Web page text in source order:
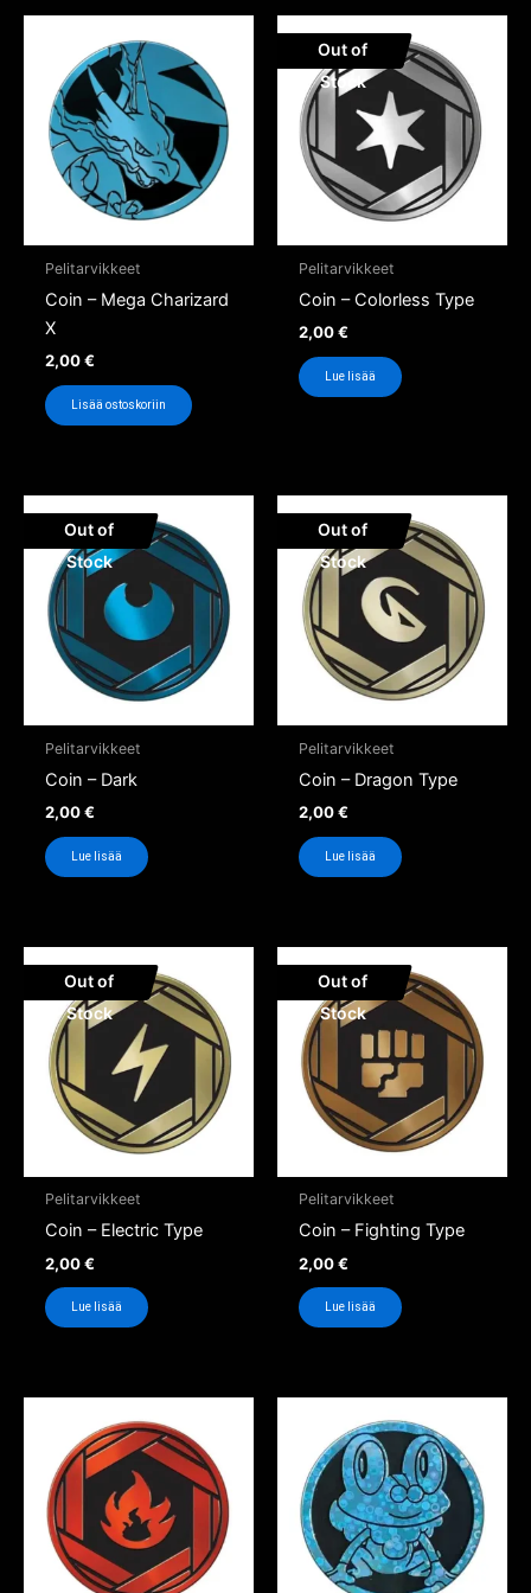
Pelitarvikkeet
Coin – Mega Charizard
X
2,00€
Lisää ostoskoriin
Out of
Stock
Pelitarvikkeet
Coin – Colorless Type
2,00€
Lue lisää
Out of
Stock
Pelitarvikkeet
Coin – Dark
2,00€
Lue lisää
Out of
Stock
Pelitarvikkeet
Coin – Dragon Type
2,00€
Lue lisää
Out of
Stock
Pelitarvikkeet
Coin – Electric Type
2,00€
Lue lisää
Out of
Stock
Pelitarvikkeet
Coin – Fighting Type
2,00€
Lue lisää